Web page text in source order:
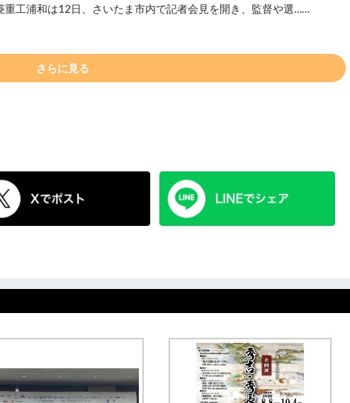
工浦和は12日、さいたま市内で記者会見を開き、監督や選……
さらに見る